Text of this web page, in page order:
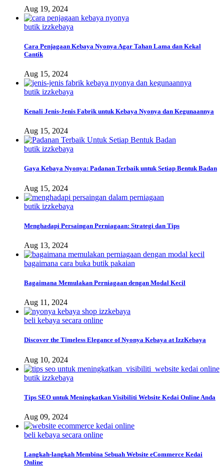
Aug 19, 2024
butik izzkebaya
Cara Penjagaan Kebaya Nyonya Agar Tahan Lama dan Kekal
Cantik
Aug 15, 2024
butik izzkebaya
Kenali Jenis-Jenis Fabrik untuk Kebaya Nyonya dan Kegunaannya
Aug 15, 2024
butik izzkebaya
Gaya Kebaya Nyonya: Padanan Terbaik untuk Setiap Bentuk Badan
Aug 15, 2024
butik izzkebaya
Menghadapi Persaingan Perniagaan: Strategi dan Tips
Aug 13, 2024
bagaimana cara buka butik pakaian
Bagaimana Memulakan Perniagaan dengan Modal Kecil
Aug 11, 2024
beli kebaya secara online
Discover the Timeless Elegance of Nyonya Kebaya at IzzKebaya
Aug 10, 2024
butik izzkebaya
Tips SEO untuk Meningkatkan Visibiliti Website Kedai Online Anda
Aug 09, 2024
beli kebaya secara online
Langkah-langkah Membina Sebuah Website eCommerce Kedai
Online